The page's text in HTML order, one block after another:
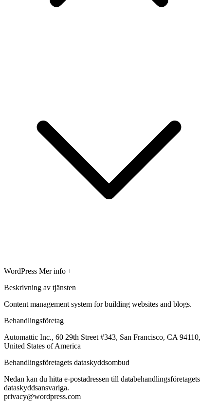
WordPress Mer info +
Beskrivning av tjänsten
Content management system for building websites and blogs.
Behandlingsföretag
Automattic Inc., 60 29th Street #343, San Francisco, CA 94110,
United States of America
Behandlingsföretagets dataskyddsombud
Nedan kan du hitta e-postadressen till databehandlingsföretagets
dataskyddsansvariga.
privacy@wordpress.com